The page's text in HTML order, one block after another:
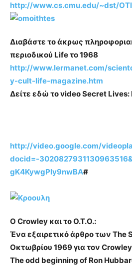
http://www.cs.cmu.edu/~dst/
Διαβάστε το άκρως
περιοδικού Life το 1968
http://www.lermanet.com/
y-cult-life-magazine.htm
Δείτε εδώ τοvideo Secret Lives:
http://video.google.com/
docid=-
gK4KywgPly9nwBA#
Ο Crowley και το O.T.O.:
Ένα εξαιρετικό άρθρο των The
Οκτωβρίου 1969 για τον Crowley
The odd beginning of Ron